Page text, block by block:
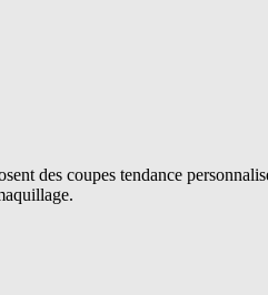
des coupes tendance